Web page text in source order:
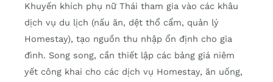
Khuyến khích phụ nữ Thái tham gia vào các khâu
dịch vụ du lịch (nấu ăn, dệt thổ cẩm, quản lý
Homestay), tạo nguồn thu nhập ổn định cho gia
đình. Song song, cần thiết lập các bảng giá niêm
yết công khai cho các dịch vụ Homestay, ăn uống,